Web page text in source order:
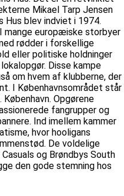
Mikael Tarp Jensen
blev indviet i 1974.
mange europæiske storbyer
rødder i forskellige
eller politiske holdninger
Disse kampe
om hvem af klubberne, der
I Københavnsområdet står
København. Opgørene
fangrupper og
Ind imellem kammer
hvor hooligans
De voldelige
og Brøndbys South
den gode stemning hos